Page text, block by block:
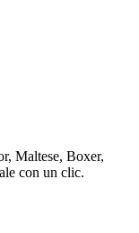
Maltese, Boxer,
con un clic.